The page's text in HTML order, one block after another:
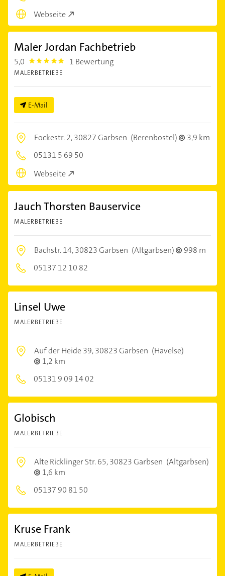
Webseite
Maler Jordan Fachbetrieb
5,0 5.0 1 Bewertung
MALERBETRIEBE
E-Mail
Fockestr. 2,30827 Garbsen (Berenbostel)
3,9 km
05131 5 69 50
Webseite
Jauch Thorsten Bauservice
MALERBETRIEBE
Bachstr. 14,30823 Garbsen (Altgarbsen)
998 m
05137 12 10 82
Linsel Uwe
MALERBETRIEBE
Auf der Heide 39,30823 Garbsen (Havelse)
1,2 km
05131 9 09 14 02
Globisch
MALERBETRIEBE
Alte Ricklinger Str. 65,30823 Garbsen (Altgarbsen)
1,6 km
05137 90 81 50
Kruse Frank
MALERBETRIEBE